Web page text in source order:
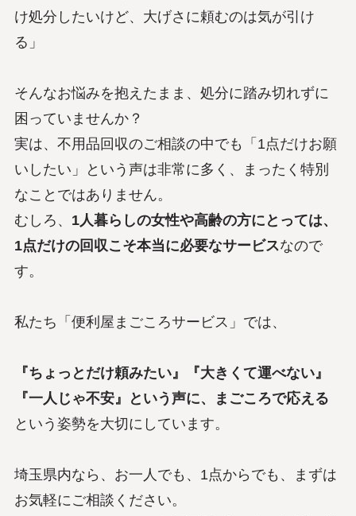
け処分したいけど、大げさに頼むのは気が引け
る」
そんなお悩みを抱えたまま、処分に踏み切れずに
困っていませんか？
実は、不用品回収のご相談の中でも「1点だけお願
いしたい」という声は非常に多く、まったく特別
なことではありません。
むしろ、 1人暮らしの女性や高齢の方にとっては、
1点だけの回収こそ本当に必要なサービスなので
す。
私たち「便利屋まごころサービス」では、
『ちょっとだけ頼みたい』『大きくて運べない』
『一人じゃ不安』という声に、まごころで応える
という姿勢を大切にしています。
埼玉県内なら、お一人でも、1点からでも、まずは
お気軽にご相談ください。